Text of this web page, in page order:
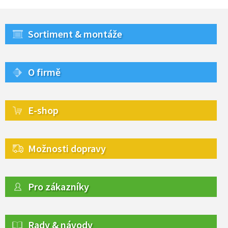
Sortiment & montáže
O firmě
E-shop
Možnosti dopravy
Pro zákazníky
Rady & návody